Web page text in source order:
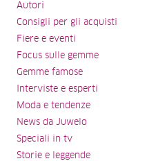
Autori
Consigli per gli acquisti
Fiere e eventi
Focus sulle gemme
Gemme famose
Interviste e esperti
Moda e tendenze
News da Juwelo
Speciali in tv
Storie e leggende